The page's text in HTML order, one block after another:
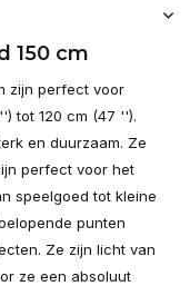
150 cm
zijn perfect voor
tot 120 cm (47 '').
en duurzaam. Ze
perfect voor het
speelgoed tot kleine
punten
Ze zijn licht van
ze een absoluut